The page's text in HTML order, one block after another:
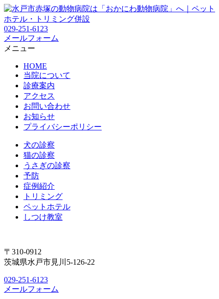
029-251-6123
メールフォーム
メニュー
HOME
当院について
診療案内
アクセス
お問い合わせ
お知らせ
プライバシーポリシー
犬の診察
猫の診察
うさぎの診察
予防
症例紹介
トリミング
ペットホテル
しつけ教室
〒310-0912
茨城県水戸市見川5-126-22
029-251-6123
メールフォーム